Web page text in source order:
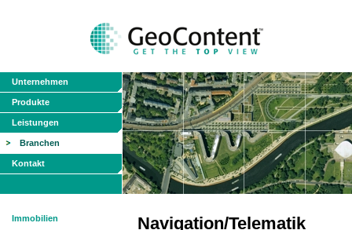
Unternehmen
Produkte
Leistungen
Branchen
Kontakt
Immobilien Navigation/Telematik